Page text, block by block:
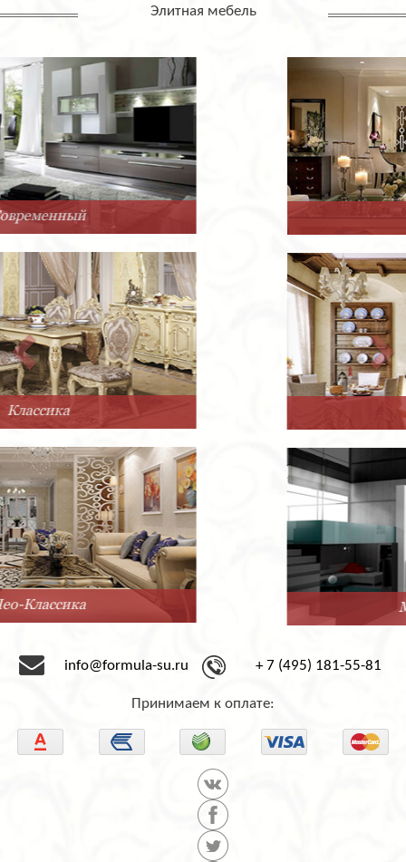
Элитная мебель
Минимализм
info@formula-su.ru + 7 (495) 181-55-81
Принимаем к оплате: